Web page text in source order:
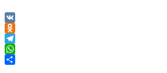
VK
Odnoklassniki
Telegram
WhatsApp